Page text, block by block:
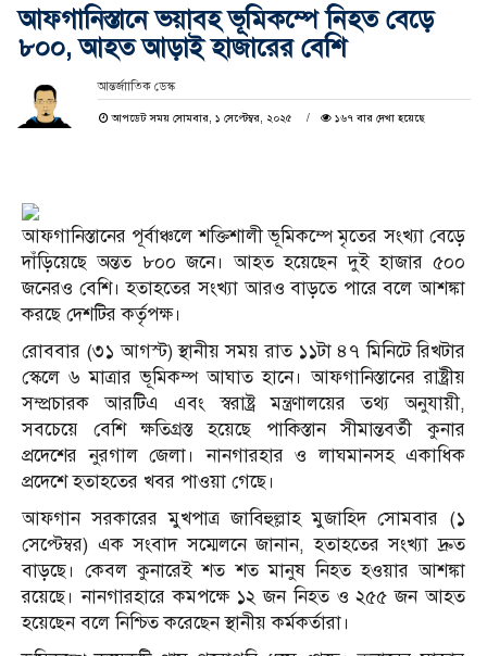
আফগানিস্তানে ভয়াবহ ভূমিকম্পে নিহত বেড়ে
৮০০, আহত আড়াই হাজারের বেশি
আন্তর্জাাতিক ডেস্ক
আপডেট সময় সোমবার, ১ সেপ্টেম্বর, ২০২৫ ১৬৭ বার দেখা হয়েছে
আফগানিস্তানের পূর্বাঞ্চলে শক্তিশালী ভূমিকম্পে মৃতের সংখ্যা বেড়ে
দাঁড়িয়েছে অন্তত ৮০০ জনে। আহত হয়েছেন দুই হাজার ৫০০
জনেরও বেশি। হতাহতের সংখ্যা আরও বাড়তে পারে বলে আশঙ্কা
করছে দেশটির কর্তৃপক্ষ।
রোববার (৩১ আগস্ট) স্থানীয় সময় রাত ১১টা ৪৭ মিনিটে রিখটার
স্কেলে ৬ মাত্রার ভূমিকম্প আঘাত হানে। আফগানিস্তানের রাষ্ট্রীয়
সম্প্রচারক আরটিএ এবং স্বরাষ্ট্র মন্ত্রণালয়ের তথ্য অনুযায়ী,
সবচেয়ে বেশি ক্ষতিগ্রস্ত হয়েছে পাকিস্তান সীমান্তবর্তী কুনার
প্রদেশের নুরগাল জেলা। নানগারহার ও লাঘমানসহ একাধিক
প্রদেশে হতাহতের খবর পাওয়া গেছে।
আফগান সরকারের মুখপাত্র জাবিহুল্লাহ মুজাহিদ সোমবার (১
সেপ্টেম্বর) এক সংবাদ সম্মেলনে জানান, হতাহতের সংখ্যা দ্রুত
বাড়ছে। কেবল কুনারেই শত শত মানুষ নিহত হওয়ার আশঙ্কা
রয়েছে। নানগারহারে কমপক্ষে ১২ জন নিহত ও ২৫৫ জন আহত
হয়েছেন বলে নিশ্চিত করেছেন স্থানীয় কর্মকর্তারা।